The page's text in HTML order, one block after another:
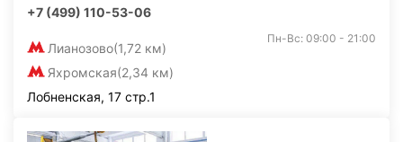
+7 (499) 110-53-06
Лианозово(1,72 км)
Яхромская(2,34 км)
Пн-Вс: 09:00 - 21:00
Лобненская, 17 стр.1